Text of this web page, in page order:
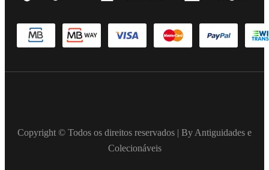
Copyright © Todos os direitos reservados | By Antiguidades e
Colecionáveis